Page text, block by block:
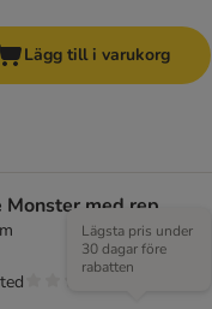
Lägg till i varukorg
Monster med rep
Lägsta pris under
30 dagar före
rabatten